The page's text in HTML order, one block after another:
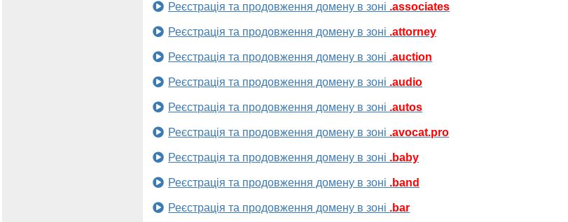
Реєстрація та продовження домену в зоні .associates
Реєстрація та продовження домену в зоні .attorney
Реєстрація та продовження домену в зоні .auction
Реєстрація та продовження домену в зоні .audio
Реєстрація та продовження домену в зоні .autos
Реєстрація та продовження домену в зоні .avocat.pro
Реєстрація та продовження домену в зоні .baby
Реєстрація та продовження домену в зоні .band
Реєстрація та продовження домену в зоні .bar